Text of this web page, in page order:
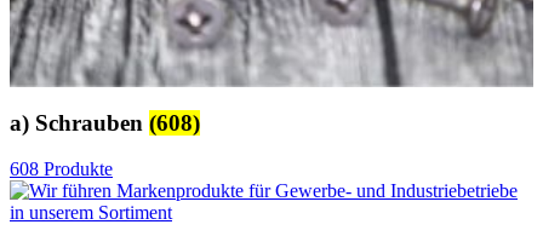
a) Schrauben (608)
608 Produkte